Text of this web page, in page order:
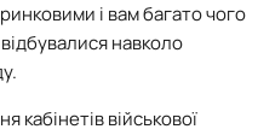
і вам багато чого
навколо
кабінетів військової